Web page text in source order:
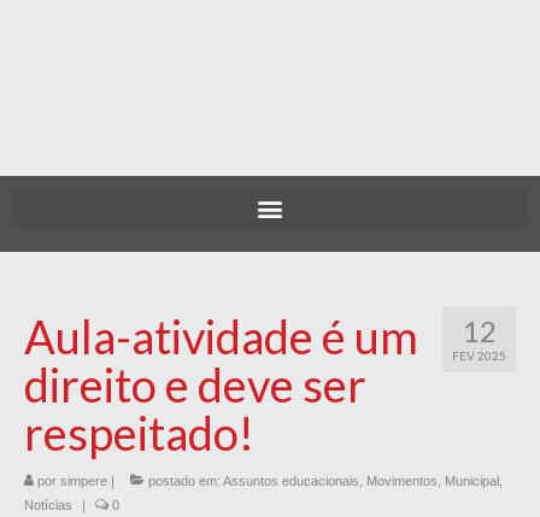
12
FEV 2025
Aula-atividade é um
direito e deve ser
respeitado!
por simpere | postado em: Assuntos educacionais Movimentos Municipal
Notícias
| 0